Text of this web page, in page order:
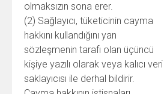
olmaksızın sona erer.
(2) Sağlayıcı, tüketicinin cayma
hakkını kullandığını yan
sözleşmenin tarafı olan üçüncü
kişiye yazılı olarak veya kalıcı veri
saklayıcısı ile derhal bildirir.